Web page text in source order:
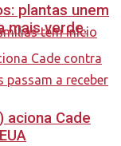
plantas unem
mais verde.
aciona Cade